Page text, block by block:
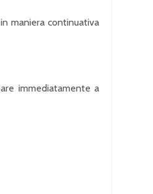
maniera continuativa
immediatamente a